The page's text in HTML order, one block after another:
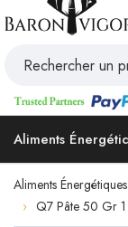
Aliments
Aliments Énergétiques
Q7 Pâte 50 Gr 1